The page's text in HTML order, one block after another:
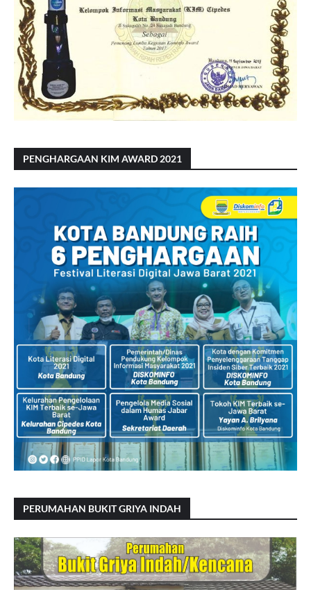
PENGHARGAAN KIM AWARD 2021
PERUMAHAN BUKIT GRIYA INDAH